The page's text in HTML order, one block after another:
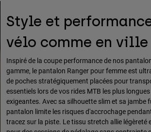
Style et
vélo comme en ville
Inspiré de la coupe performance de nos
gamme, le pantalon Ranger pour femme est
de poches stratégiquement placées pour
essentiels lors de vos rides MTB les plus
exigeantes. Avec sa silhouette slim et sa jambe
pantalon limite les risques d'accrochage
tracez sur la piste. Le tissu stretch allie légèreté